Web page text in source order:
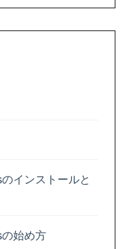
インストールと
始め方